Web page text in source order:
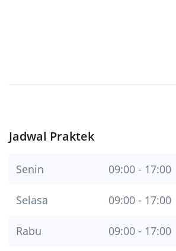
Jadwal Praktek
Senin 09:00 - 17:00
Selasa 09:00 - 17:00
Rabu 09:00 - 17:00